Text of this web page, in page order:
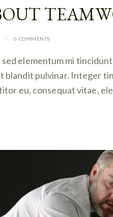
0 COMMENTS
elementum mi
blandit pulvinar. Integer
eu, consequat vitae,